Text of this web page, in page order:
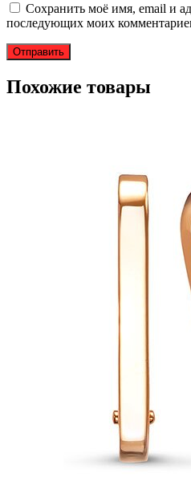
Сохранить моё имя, email и
последующих моих
Похожие товары